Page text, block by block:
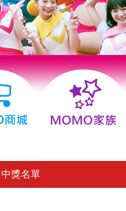
中獎名單